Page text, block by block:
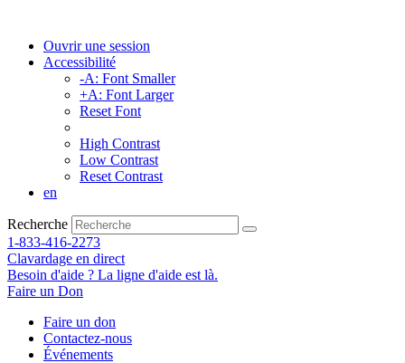
Ouvrir une session
Accessibilité
-A: Font Smaller
+A: Font Larger
Reset Font
High Contrast
Low Contrast
Reset Contrast
en
Recherche
1-833-416-2273
Clavardage en direct
Besoin d'aide ? La ligne d'aide est là.
Faire un Don
Faire un don
Contactez-nous
Événements